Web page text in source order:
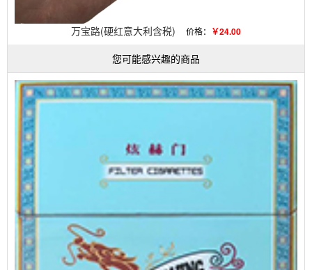
万宝路(硬红意大利含税) 价格： ￥24.00
您可能感兴趣的商品